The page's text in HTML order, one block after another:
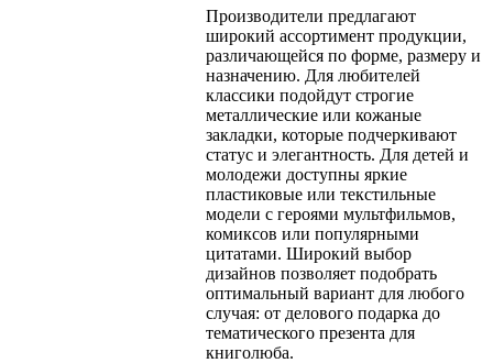
Производители предлагают
широкий ассортимент продукции,
различающейся по форме, размеру и
назначению. Для любителей
классики подойдут строгие
металлические или кожаные
закладки, которые подчеркивают
статус и элегантность. Для детей и
молодежи доступны яркие
пластиковые или текстильные
модели с героями мультфильмов,
комиксов или популярными
цитатами. Широкий выбор
дизайнов позволяет подобрать
оптимальный вариант для любого
случая: от делового подарка до
тематического презента для
книголюба.